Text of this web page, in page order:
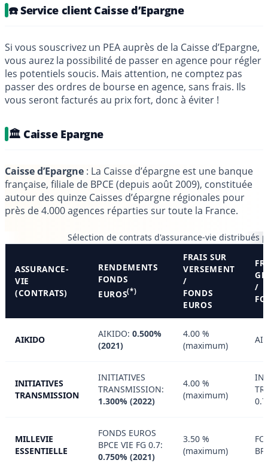
☎️ Service client Caisse d’Epargne
Si vous souscrivez un PEA auprès de la Caisse d’Epargne,
vous aurez la possibilité de passer en agence pour régler
les potentiels soucis. Mais attention, ne comptez pas
passer des ordres de bourse en agence, sans frais. Ils
vous seront facturés au prix fort, donc à éviter !
🏛️ Caisse Epargne
Caisse d’Epargne : La Caisse d’épargne est une banque
française, filiale de BPCE (depuis août 2009), constituée
autour des quinze Caisses d’épargne régionales pour
près de 4.000 agences réparties sur toute la France.
Sélection de contrats d'assurance-vie distribués
ASSURANCE-
VIE
(CONTRATS)
RENDEMENTS
FONDS
EUROS(*)
FRAIS SUR
VERSEMENT
/
FONDS
EUROS
/
AIKIDO
AIKIDO: 0.500%
(2021)
4.00 %
(maximum)
INITIATIVES
TRANSMISSION
INITIATIVES
TRANSMISSION:
1.300% (2022)
4.00 %
(maximum)
MILLEVIE
ESSENTIELLE
FONDS EUROS
BPCE VIE FG 0.7:
0.750% (2021)
3.50 %
(maximum)